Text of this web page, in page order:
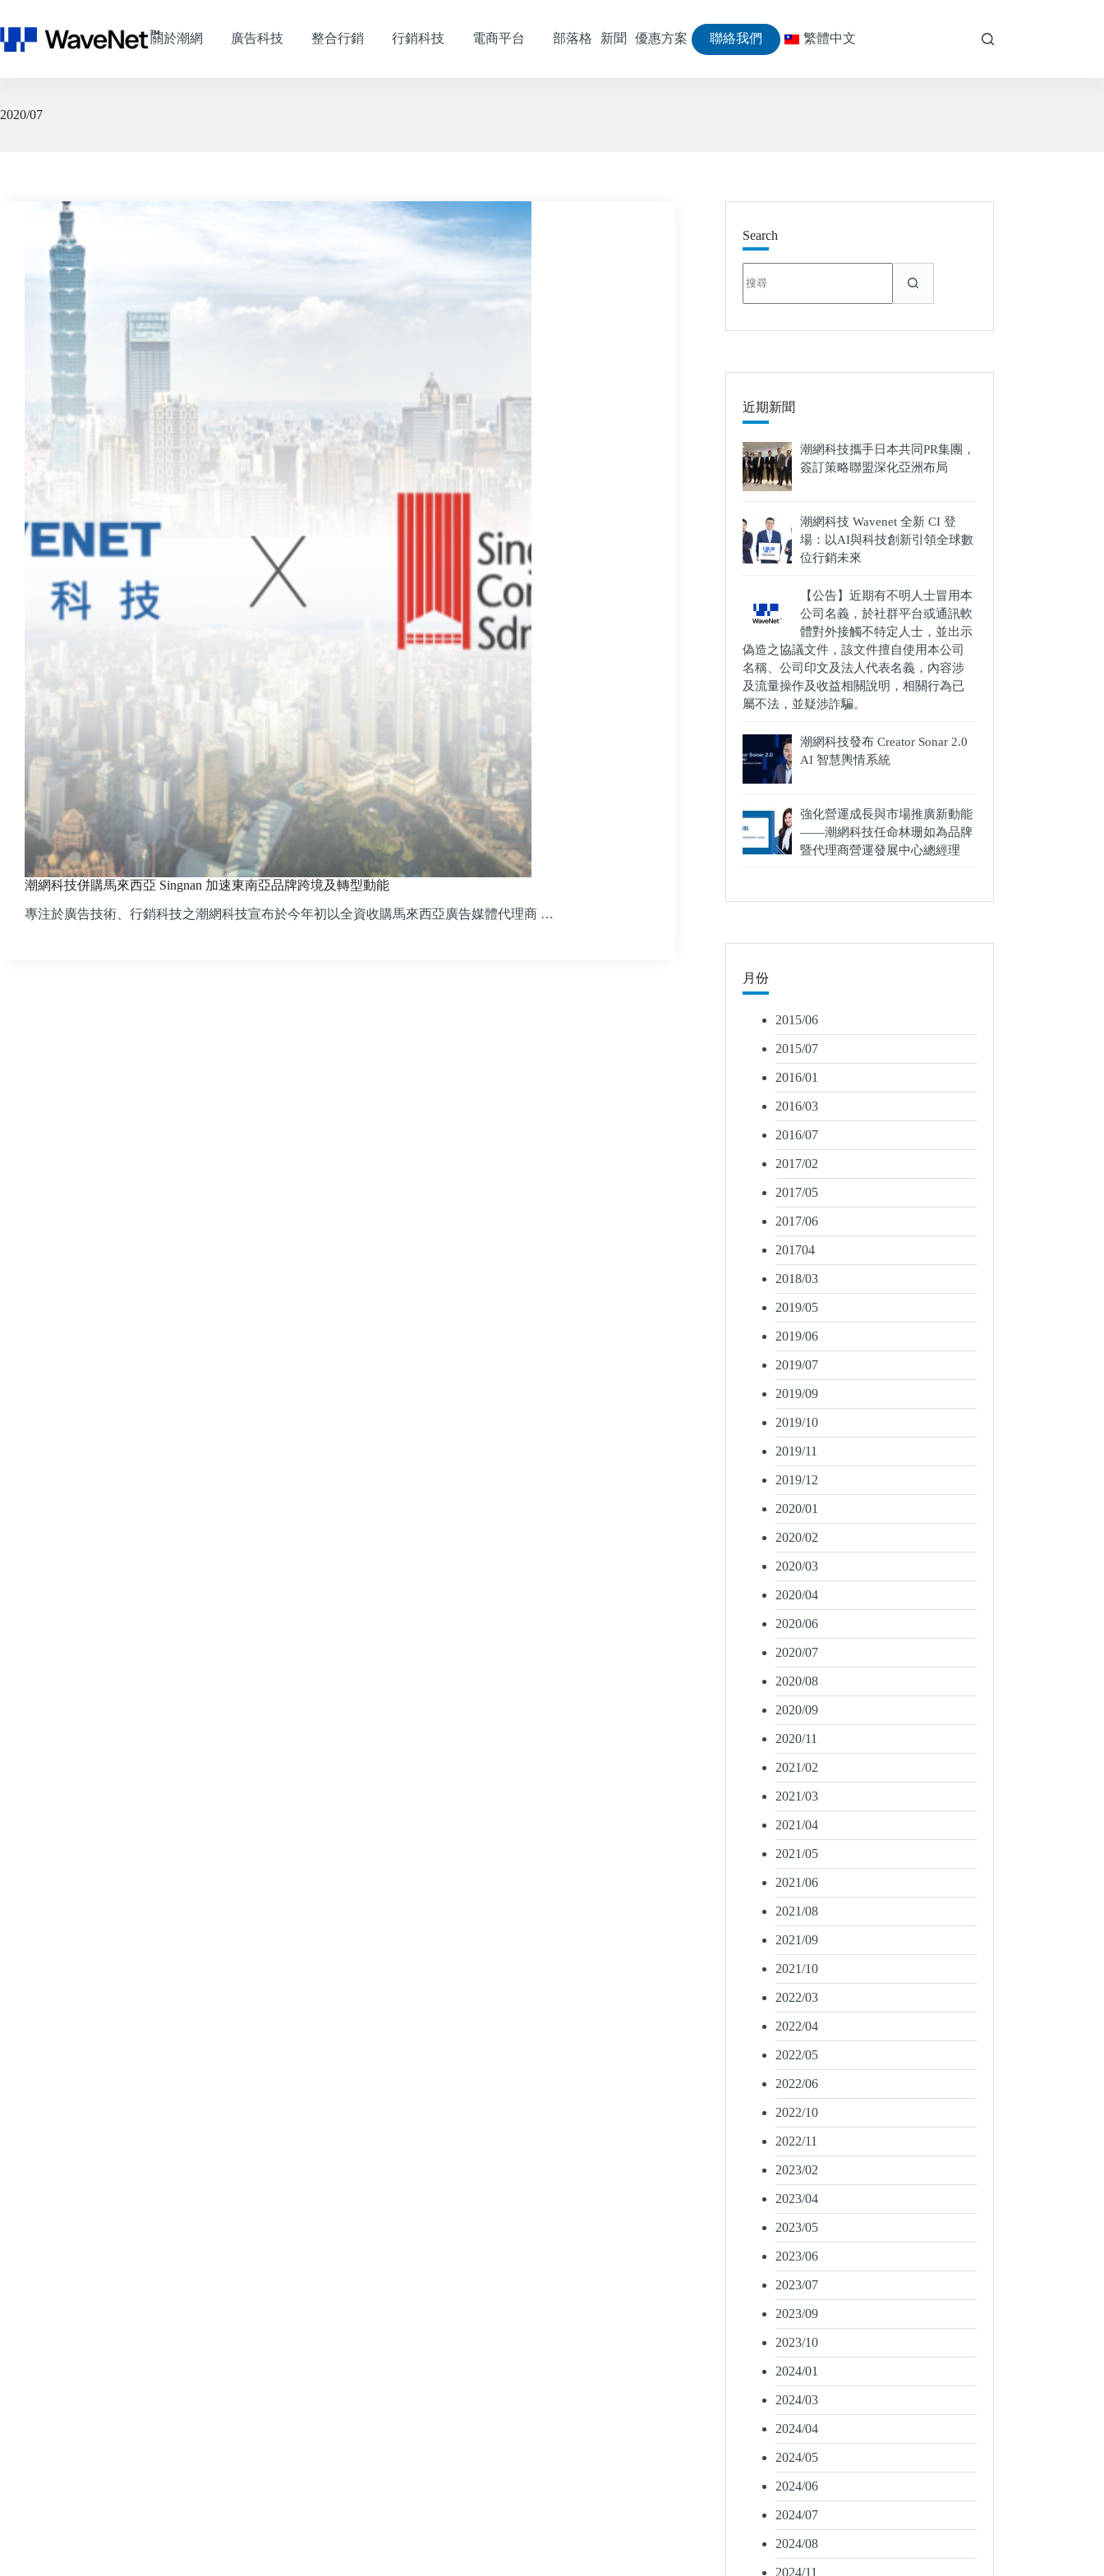
至
主
關於潮網 廣告科技 整合行銷 行銷科技 電商平台 部落格 新聞 優惠方案 聯絡我們 繁體中文
2020/07
潮網科技併購馬來西亞 Singnan 加速東南亞品牌跨境及轉型動能
專注於廣告技術、行銷科技之潮網科技宣布於今年初以全資收購馬來西亞廣告媒體代理商 …
Search
不
到
件
結
果
近期新聞
潮網科技攜手日本共同PR集團，
簽訂策略聯盟深化亞洲布局
潮網科技 Wavenet 全新 CI 登
場：以AI與科技創新引領全球數
位行銷未來
【公告】近期有不明人士冒用本
公司名義，於社群平台或通訊軟
體對外接觸不特定人士，並出示
偽造之協議文件，該文件擅自使用本公司
名稱、公司印文及法人代表名義，內容涉
及流量操作及收益相關說明，相關行為已
屬不法，並疑涉詐騙。
潮網科技發布 Creator Sonar 2.0
AI 智慧輿情系統
強化營運成長與市場推廣新動能
——潮網科技任命林珊如為品牌
暨代理商營運發展中心總經理
月份
2015/06
2015/07
2016/01
2016/03
2016/07
2017/02
2017/05
2017/06
201704
2018/03
2019/05
2019/06
2019/07
2019/09
2019/10
2019/11
2019/12
2020/01
2020/02
2020/03
2020/04
2020/06
2020/07
2020/08
2020/09
2020/11
2021/02
2021/03
2021/04
2021/05
2021/06
2021/08
2021/09
2021/10
2022/03
2022/04
2022/05
2022/06
2022/10
2022/11
2023/02
2023/04
2023/05
2023/06
2023/07
2023/09
2023/10
2024/01
2024/03
2024/04
2024/05
2024/06
2024/07
2024/08
2024/11